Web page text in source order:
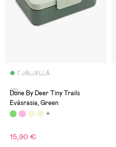
7 JÄLJELLÄ
(0)
Done By Deer Tiny Trails
Eväsrasia, Green
15,90 €